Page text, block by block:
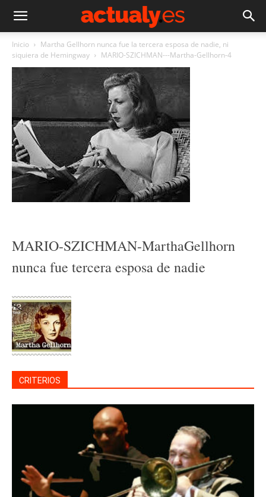
Inicio
Martha Gellhorn nunca fue la tercera esposa de nadie, ni
siquiera de Hemingway
MARIO-SZICHMAN---Martha-Gellhorn-4
MARIO-SZICHMAN-MarthaGellhorn
nunca fue tercera esposa de nadie
CRITERIOS